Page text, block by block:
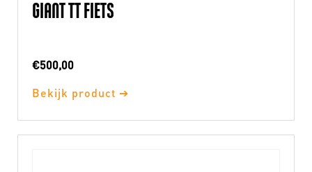
GIANT TT FIETS
€500,00
Bekijk product ➔